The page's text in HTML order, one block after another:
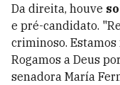
Da direita, houve
e pré-candidato.
criminoso.
Rogamos a Deus
senadora María